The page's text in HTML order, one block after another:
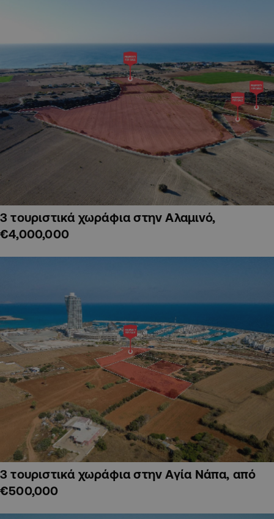
3 τουριστικά χωράφια στην Αλαμινό,
€4,000,000
3 τουριστικά χωράφια στην Αγία Νάπα, από
€500,000